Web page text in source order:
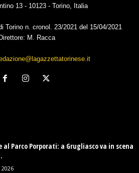
13 - 10123 - Torino, Italia
Torino n. cronol. 23/2021 del 15/04/2021
Direttore: M. Racca
al Parco Porporati: a Grugliasco va in scena